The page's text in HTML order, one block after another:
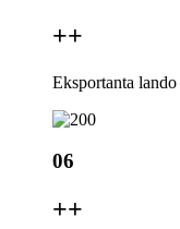
++
Eksportanta lando
06
++